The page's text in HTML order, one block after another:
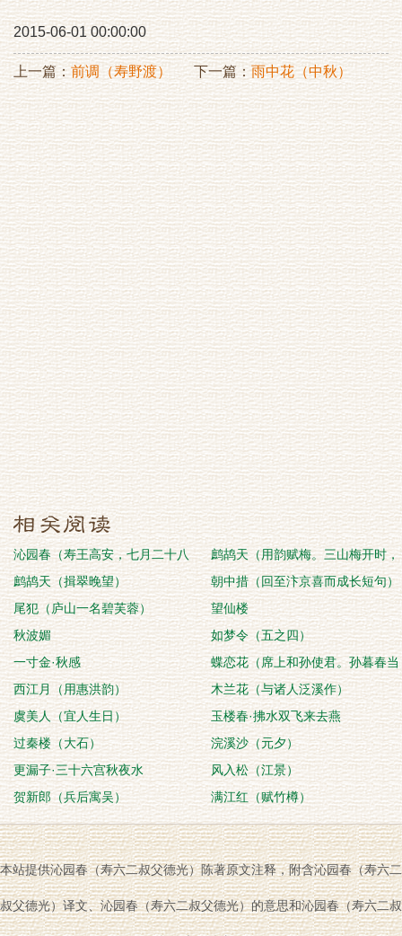
2015-06-01 00:00:00
上一篇：前调（寿野渡） 下一篇：雨中花（中秋）
沁园春（寿王高安，七月二十八
日）
鹧鸪天（用韵赋梅。三山梅开时，
犹有青叶盛，予时
鹧鸪天（揖翠晚望）
朝中措（回至汴京喜而成长短句）
尾犯（庐山一名碧芙蓉）
望仙楼
秋波媚
如梦令（五之四）
一寸金·秋感
蝶恋花（席上和孙使君。孙暮春当
受）
西江月（用惠洪韵）
木兰花（与诸人泛溪作）
虞美人（宜人生日）
玉楼春·拂水双飞来去燕
过秦楼（大石）
浣溪沙（元夕）
更漏子·三十六宫秋夜水
风入松（江景）
贺新郎（兵后寓吴）
满江红（赋竹樽）
本站提供沁园春（寿六二叔父德光）陈著原文注释，附含沁园春（寿六二
叔父德光）译文、沁园春（寿六二叔父德光）的意思和沁园春（寿六二叔